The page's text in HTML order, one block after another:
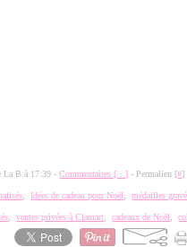
La B à 17:39 -Commentaires [ …] - Permalien [#]
,Idées de cadeau pour Noël ,médailles
,ventes privées à Clamart ,cadeaux de Noël ,